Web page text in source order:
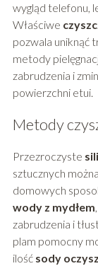
wygląd telefonu,
Właściwe
pozwala uniknąć
metody
zabrudzenia i
powierzchni etui.
Metody
Przezroczyste
sztucznych
domowych
wody z mydłem
zabrudzenia i
plam pomocny
ilość sody